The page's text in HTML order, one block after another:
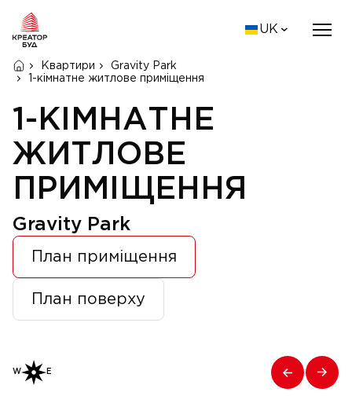
UK
Квартири
Gravity Park
1-кімнатне житлове приміщення
1-КІМНАТНЕ
ЖИТЛОВЕ
ПРИМІЩЕННЯ
Gravity Park
План приміщення
План поверху
W E